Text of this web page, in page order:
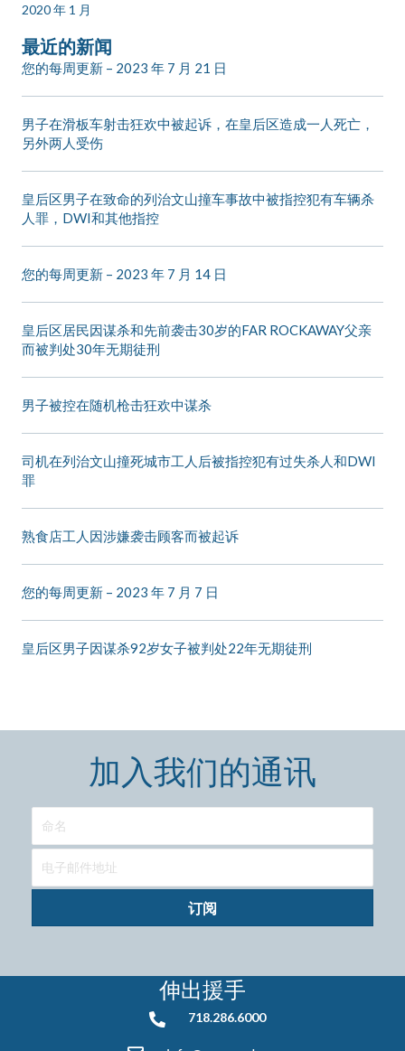
2020 年 1 月
最近的新闻
您的每周更新 – 2023 年 7 月 21 日
男子在滑板车射击狂欢中被起诉，在皇后区造成一人死亡，
另外两人受伤
皇后区男子在致命的列治文山撞车事故中被指控犯有车辆杀
人罪，DWI和其他指控
您的每周更新 – 2023 年 7 月 14 日
皇后区居民因谋杀和先前袭击30岁的FAR ROCKAWAY父亲
而被判处30年无期徒刑
男子被控在随机枪击狂欢中谋杀
司机在列治文山撞死城市工人后被指控犯有过失杀人和DWI
罪
熟食店工人因涉嫌袭击顾客而被起诉
您的每周更新 – 2023 年 7 月 7 日
皇后区男子因谋杀92岁女子被判处22年无期徒刑
加入我们的通讯
订阅
伸出援手
718.286.6000718.286.6000